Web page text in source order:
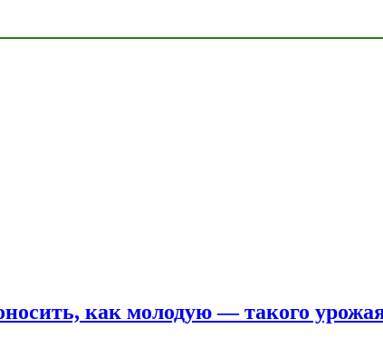
как молодую — такого